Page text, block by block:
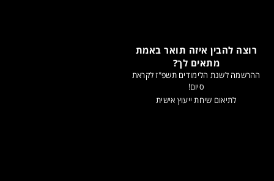
רוצה להבין איזה תואר באמת
מתאים לך?
ההרשמה לשנת הלימודים תשפ"ז לקראת
סיום!
לתיאום שיחת ייעוץ אישית